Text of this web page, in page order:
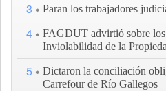
3 Paran los trabajadores
4
FAGDUT advirtió sobre
Inviolabilidad de la
5
Dictaron la conciliación
Carrefour de Río Gallegos